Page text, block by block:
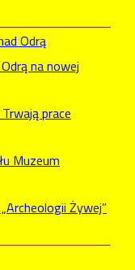
Odrą
na nowej
prace
Muzeum
Żywej”